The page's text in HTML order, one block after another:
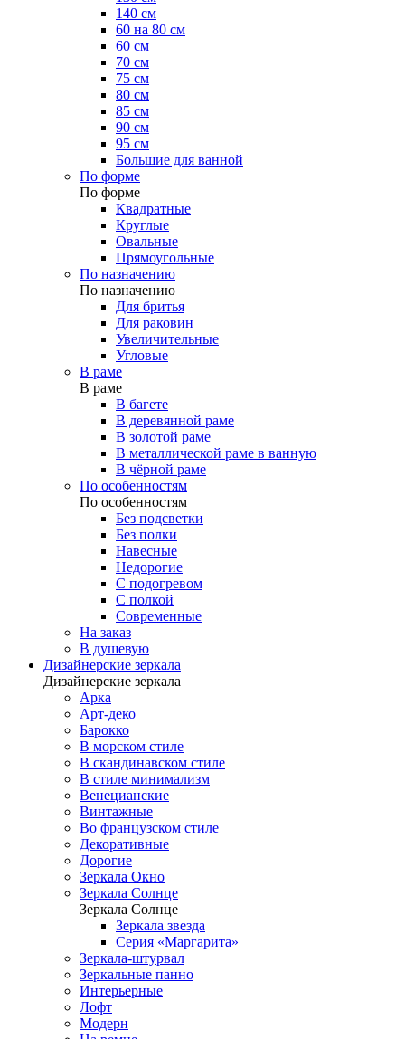
140 см
60 на 80 см
60 см
70 см
75 см
80 см
85 см
90 см
95 см
Большие для ванной
По форме
По форме
Квадратные
Круглые
Овальные
Прямоугольные
По назначению
По назначению
Для бритья
Для раковин
Увеличительные
Угловые
В раме
В раме
В багете
В деревянной раме
В золотой раме
В металлической раме в ванную
В чёрной раме
По особенностям
По особенностям
Без подсветки
Без полки
Навесные
Недорогие
С подогревом
С полкой
Современные
На заказ
В душевую
Дизайнерские зеркала
Дизайнерские зеркала
Арка
Арт-деко
Барокко
В морском стиле
В скандинавском стиле
В стиле минимализм
Венецианские
Винтажные
Во французском стиле
Декоративные
Дорогие
Зеркала Окно
Зеркала Солнце
Зеркала Солнце
Зеркала звезда
Серия «Маргарита»
Зеркала-штурвал
Зеркальные панно
Интерьерные
Лофт
Модерн